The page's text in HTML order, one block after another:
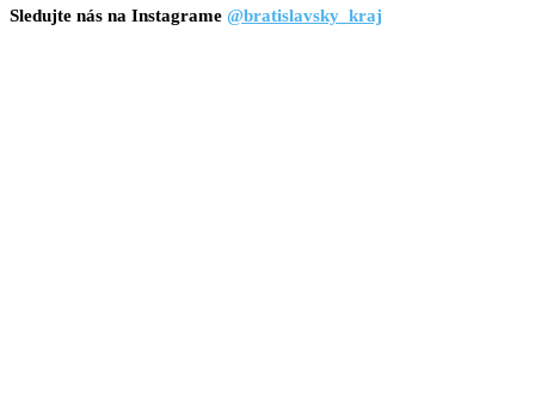
Sledujte nás na Instagrame @bratislavsky_kraj